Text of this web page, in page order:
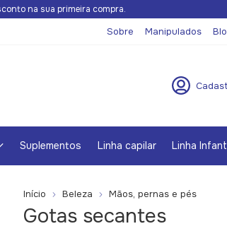
na sua primeira compra.
Sobre Manipulados
Suplementos Linha capilar Linha
Início Beleza Mãos, pernas e pés
Gotas secantes